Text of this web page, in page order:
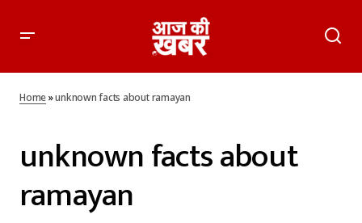
Home»unknown facts about ramayan
unknown facts about
ramayan